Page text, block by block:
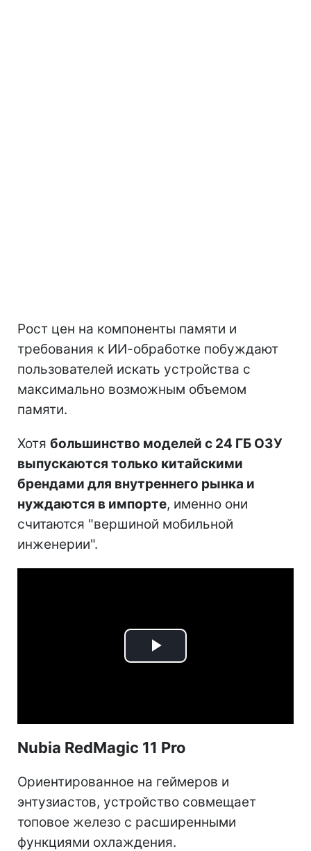
Рост цен на компоненты памяти и
требования к ИИ-обработке побуждают
пользователей искать устройства с
максимально возможным объемом
памяти.
Хотя большинство моделей с 24 ГБ ОЗУ
выпускаются только китайскими
брендами для внутреннего рынка и
нуждаются в импорте, именно они
считаются "вершиной мобильной
инженерии".
Play
Nubia RedMagic 11 Pro
Ориентированное на геймеров и
энтузиастов, устройство совмещает
топовое железо с расширенными
функциями охлаждения.